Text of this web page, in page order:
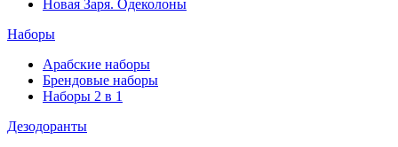
Новая Заря. Одеколоны
Наборы
Арабские наборы
Брендовые наборы
Наборы 2 в 1
Дезодоранты